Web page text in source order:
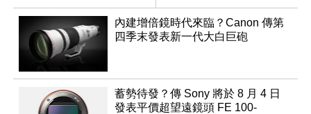
升級
內建增倍鏡時代來臨？Canon 傳第
四季末發表新一代大白巨砲
蓄勢待發？傳 Sony 將於 8 月 4 日
發表平價超望遠鏡頭 FE 100-